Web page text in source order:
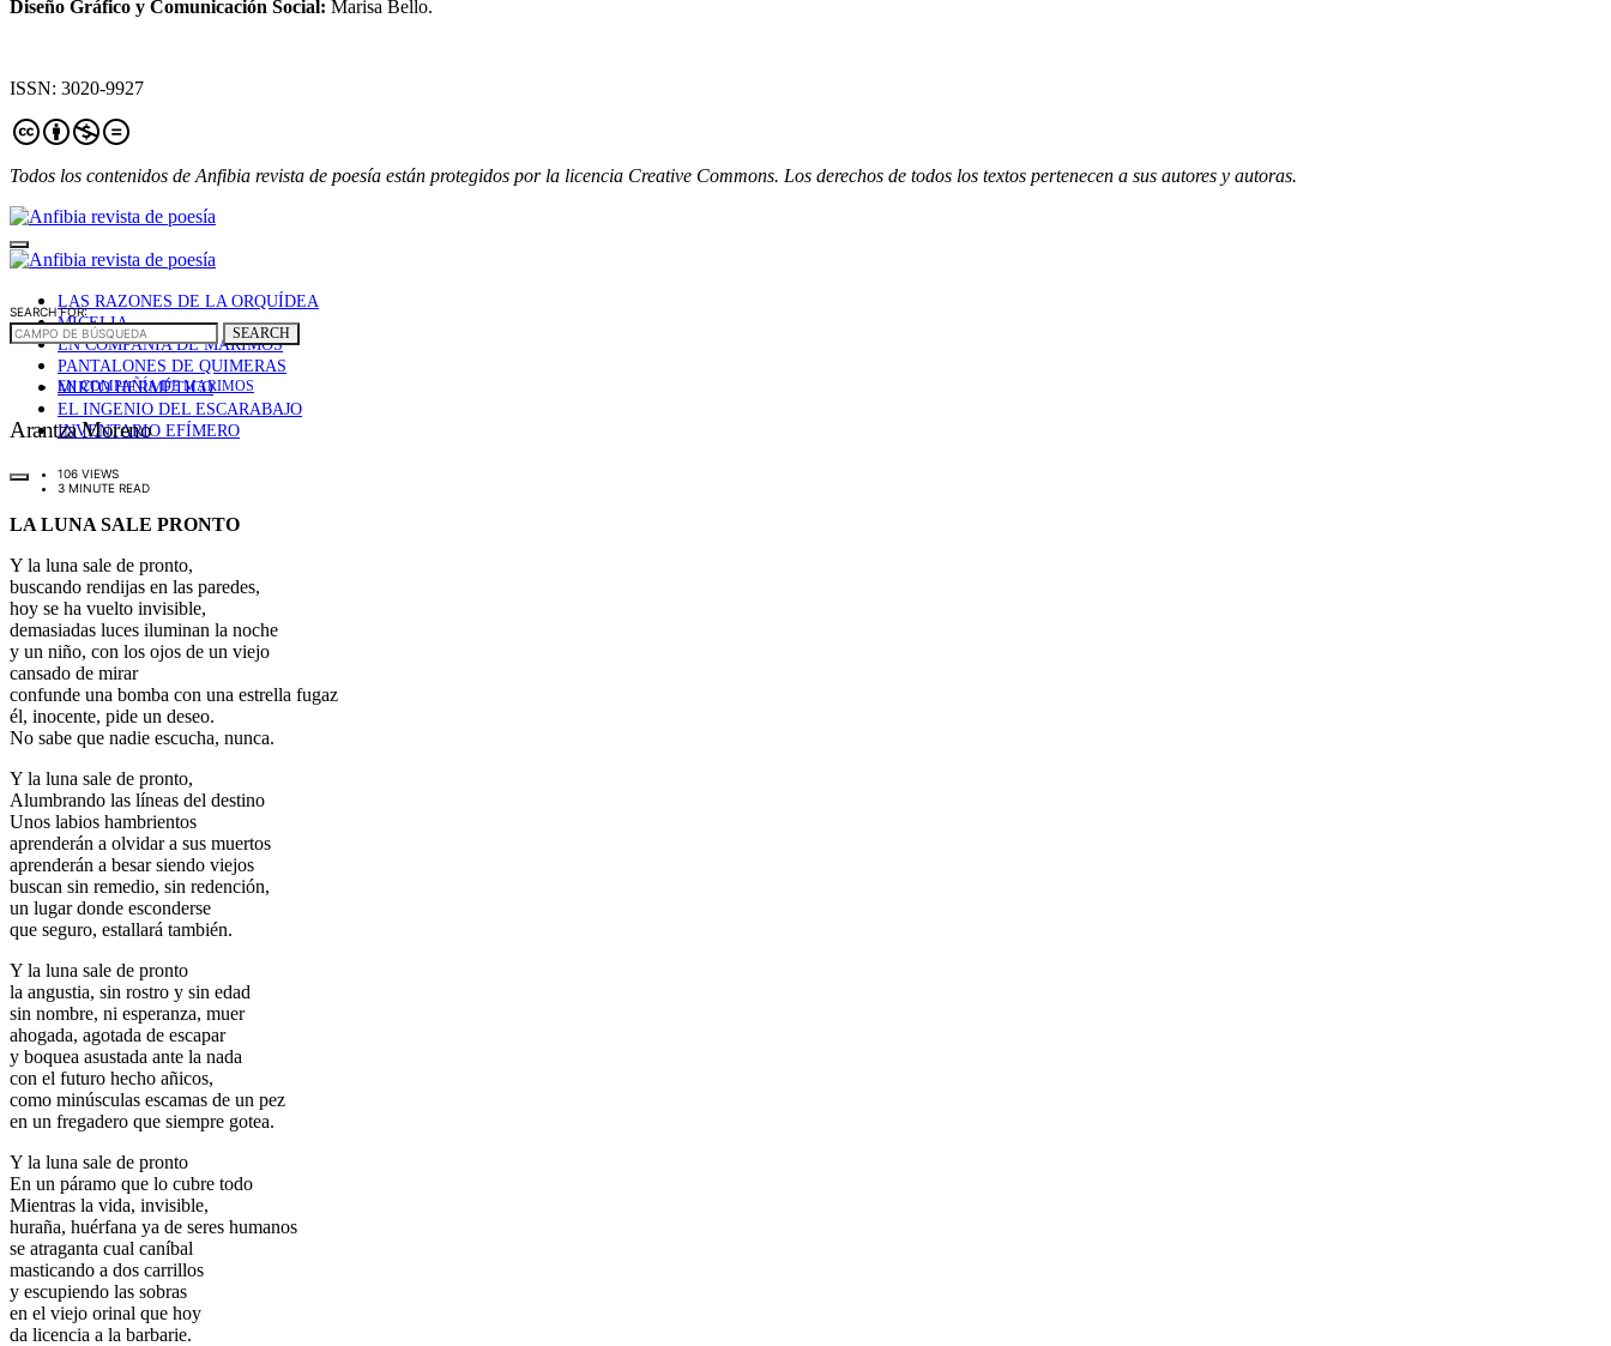
Diseño Gráfico y Comunicación Social: Marisa Bello.
ISSN: 3020-9927
Todos los contenidos de Anfibia revista de poesía están protegidos por la licencia Creative Commons. Los derechos de todos los textos pertenecen a sus autores y autoras.
LAS RAZONES DE LA ORQUÍDEA
MICELIA
EN COMPAÑÍA DE MARIMOS
PANTALONES DE QUIMERAS
MIRTO HERMÉTICO
EL INGENIO DEL ESCARABAJO
INVENTARIO EFÍMERO
SEARCH FOR:
SEARCH
EN COMPAÑÍA DE MARIMOS
Arantza Moreno
106 VIEWS
3 MINUTE READ
LA LUNA SALE PRONTO
Y la luna sale de pronto,
buscando rendijas en las paredes,
hoy se ha vuelto invisible,
demasiadas luces iluminan la noche
y un niño, con los ojos de un viejo
cansado de mirar
confunde una bomba con una estrella fugaz
él, inocente, pide un deseo.
No sabe que nadie escucha, nunca.
Y la luna sale de pronto,
Alumbrando las líneas del destino
Unos labios hambrientos
aprenderán a olvidar a sus muertos
aprenderán a besar siendo viejos
buscan sin remedio, sin redención,
un lugar donde esconderse
que seguro, estallará también.
Y la luna sale de pronto
la angustia, sin rostro y sin edad
sin nombre, ni esperanza, muer
ahogada, agotada de escapar
y boquea asustada ante la nada
con el futuro hecho añicos,
como minúsculas escamas de un pez
en un fregadero que siempre gotea.
Y la luna sale de pronto
En un páramo que lo cubre todo
Mientras la vida, invisible,
huraña, huérfana ya de seres humanos
se atraganta cual caníbal
masticando a dos carrillos
y escupiendo las sobras
en el viejo orinal que hoy
da licencia a la barbarie.